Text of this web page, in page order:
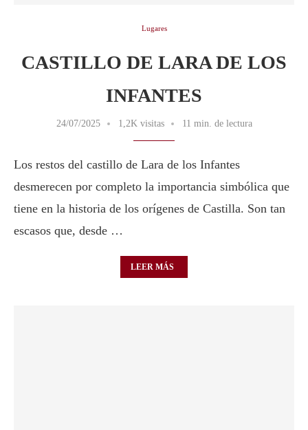
Lugares
CASTILLO DE LARA DE LOS
INFANTES
24/07/2025 1,2K visitas 11 min. de lectura
Los restos del castillo de Lara de los Infantes
desmerecen por completo la importancia simbólica que
tiene en la historia de los orígenes de Castilla. Son tan
escasos que, desde …
LEER MÁS